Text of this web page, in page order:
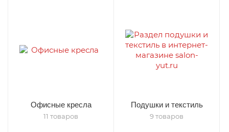
Офисные кресла
11 товаров
Подушки и текстиль
9 товаров